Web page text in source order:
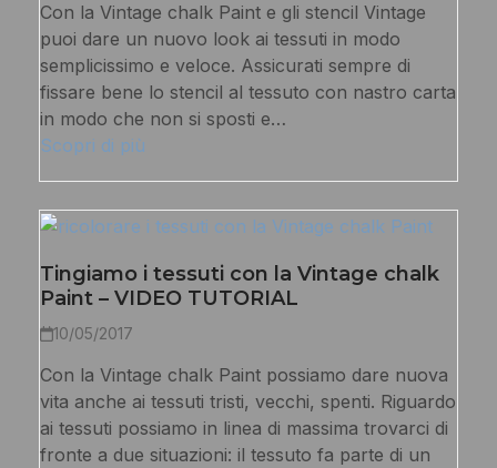
Con la Vintage chalk Paint e gli stencil Vintage
puoi dare un nuovo look ai tessuti in modo
semplicissimo e veloce. Assicurati sempre di
fissare bene lo stencil al tessuto con nastro carta
in modo che non si sposti e…
Scopri di più
Tingiamo i tessuti con la Vintage chalk
Paint – VIDEO TUTORIAL
10/05/2017
Con la Vintage chalk Paint possiamo dare nuova
vita anche ai tessuti tristi, vecchi, spenti. Riguardo
ai tessuti possiamo in linea di massima trovarci di
fronte a due situazioni: il tessuto fa parte di un